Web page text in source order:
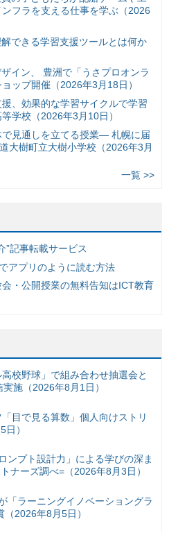
フラを支える仕事を学ぶ（2026
解できる学習支援ツールとは何か
イン、 豊洲で「うさプロオンラ
ップ開催（2026年3月18日）
、効果的な学習サイクルで学習
学校（2026年3月10日）
で見通しを立てる授業— 札幌に届
大樹町立大樹小学校（2026年3月
一覧 >>
”記事転載サービス
アプリのように読む方法
・公開授業の無料告知はICT教育
校野球」で組み合わせ抽選会と
施（2026年8月1日）
目で見る算数」個人向けストリ
）
ンプト設計力」による学びの深ま
ナーズ調べ=（2026年8月3日）
「ラーニングイノベーショングラ
2026年8月5日）